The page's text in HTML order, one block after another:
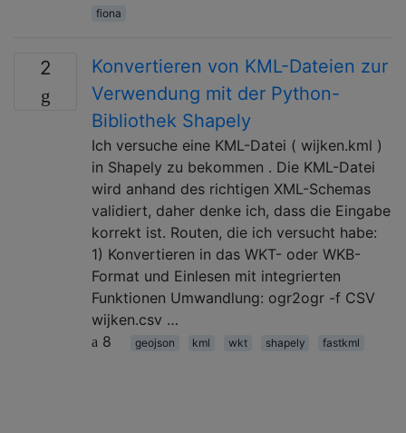
fiona
2
Konvertieren von KML-Dateien zur
Verwendung mit der Python-
Bibliothek Shapely
Ich versuche eine KML-Datei ( wijken.kml )
in Shapely zu bekommen . Die KML-Datei
wird anhand des richtigen XML-Schemas
validiert, daher denke ich, dass die Eingabe
korrekt ist. Routen, die ich versucht habe:
1) Konvertieren in das WKT- oder WKB-
Format und Einlesen mit integrierten
Funktionen Umwandlung: ogr2ogr -f CSV
wijken.csv …
8
geojson kml wkt shapely fastkml